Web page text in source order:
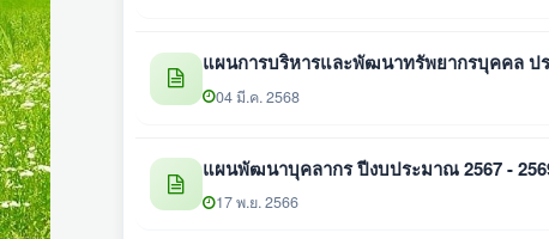
แผนการบริหารและพัฒนาทรัพยากรบุคคล ป
04 มี.ค. 2568
แผนพัฒนาบุคลากร ปีงบประมาณ 2567 -
17 พ.ย. 2566